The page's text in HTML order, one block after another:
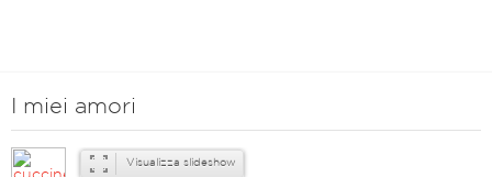
I miei amori
Visualizza slideshow